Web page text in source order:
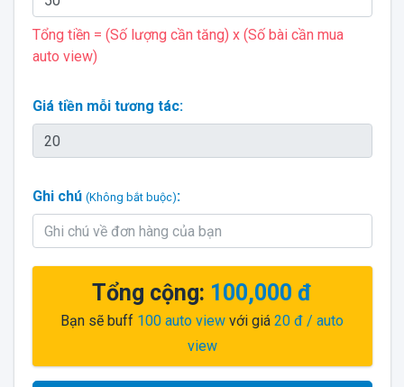
Tổng tiền = (Số lượng cần tăng) x (Số bài cần mua
auto view)
Giá tiền mỗi tương tác:
Ghi chú (Không bắt buộc):
Tổng cộng: 100,000 đ
Bạn sẽ buff 100 auto view với giá 20 đ / auto
view